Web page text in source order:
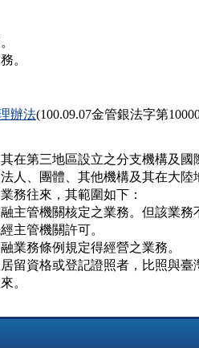
。
辦法(100.09.07金管銀法字第
在第三地區設立之分支機構及國
人、團體、其他機構及其在大陸
務往來，其範圍如下：
主管機關核定之業務。但該業務
主管機關許可。
業務條例規定得經營之業務。
留資格或登記證照者，比照與臺
。